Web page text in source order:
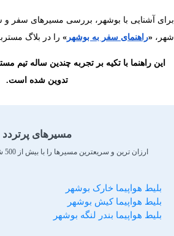
برای آشنایی با بوشهر، بررسی مسیرهای سفر و
شهر، «راهنمای سفر به بوشهر » را در بلاگ
این راهنما با تکیه بر تجربه چندین ساله تیم
تدوین شده است.
مسیرهای پرتردد
ارزان ترین و سریعترین مسیرها را با بیش از 500 شریک رسمی انتخاب کنید
بلیط هواپیما خارک بوشهر
بلیط هواپیما کیش بوشهر
بلیط هواپیما بندر لنگه بوشهر